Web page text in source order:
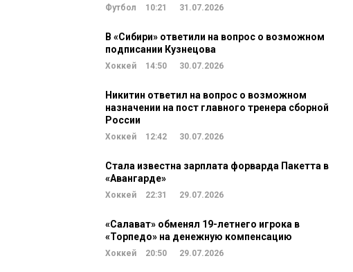
Футбол 10:21 31.07.2026
В «Сибири» ответили на вопрос о возможном
подписании Кузнецова
Хоккей 14:50 30.07.2026
Никитин ответил на вопрос о возможном
назначении на пост главного тренера сборной
России
Хоккей 12:42 30.07.2026
Стала известна зарплата форварда Пакетта в
«Авангарде»
Хоккей 22:31 29.07.2026
«Салават» обменял 19-летнего игрока в
«Торпедо» на денежную компенсацию
Хоккей 20:50 29.07.2026